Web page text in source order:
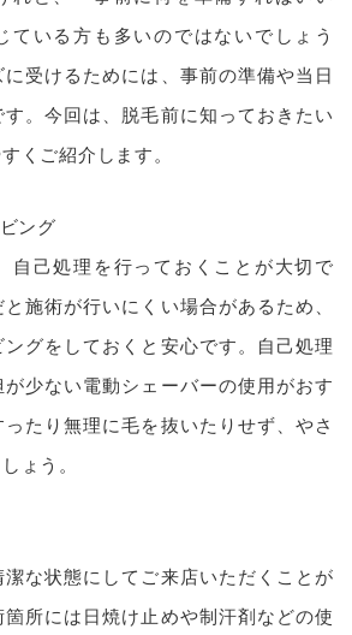
ている方も多いのではないでしょう
受けるためには、事前の準備や当日
。今回は、脱毛前に知っておきたい
くご紹介します。
ング
自己処理を行っておくことが大切で
施術が行いにくい場合があるため、
グをしておくと安心です。自己処理
少ない電動シェーバーの使用がおす
たり無理に毛を抜いたりせず、やさ
ょう。
な状態にしてご来店いただくことが
所には日焼け止めや制汗剤などの使